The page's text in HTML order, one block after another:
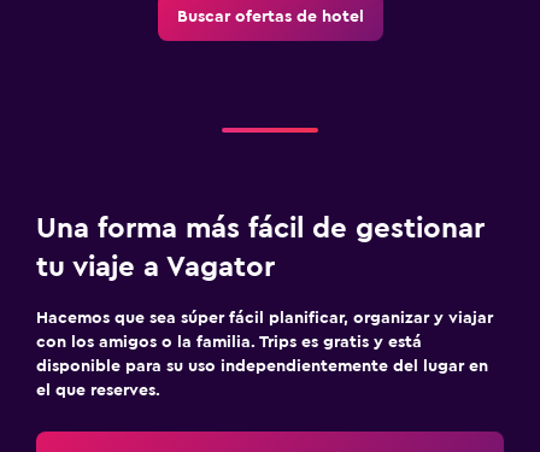
Buscar ofertas de hotel
Una forma más fácil de gestionar
tu viaje a Vagator
Hacemos que sea súper fácil planificar, organizar y viajar
con los amigos o la familia. Trips es gratis y está
disponible para su uso independientemente del lugar en
el que reserves.